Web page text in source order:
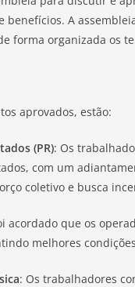
benefícios. A
forma organizada os
aprovados, estão:
(PR): Os
com um
coletivo e busca
acordado que os
melhores
: Os trabalhadores